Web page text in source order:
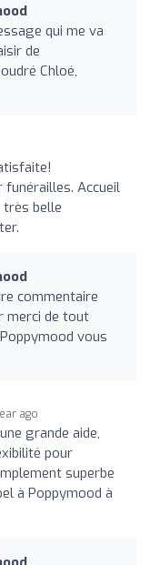
qui me va
de
Chloé,
funérailles. Accueil
très belle
commentaire
merci de tout
vous
ago
grande aide,
pour
superbe
à Poppymood à